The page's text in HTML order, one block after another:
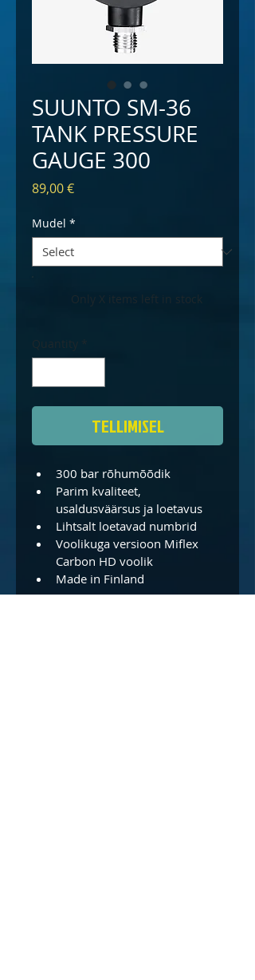
SUUNTO SM-36
TANK PRESSURE
GAUGE 300
89,00 €Price
Mudel *
Only X items left in stock
Quantity *
TELLIMISEL
300 bar rõhumõõdik
Parim kvaliteet,
usaldusväärsus ja loetavus
Lihtsalt loetavad numbrid
Voolikuga versioon Miflex
Carbon HD voolik
Made in Finland